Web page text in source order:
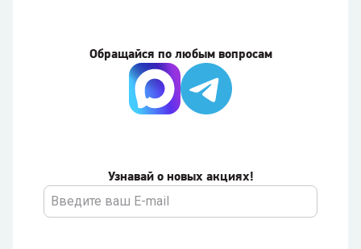
Узнавай о новых акциях!
Обращайся по любым вопросам